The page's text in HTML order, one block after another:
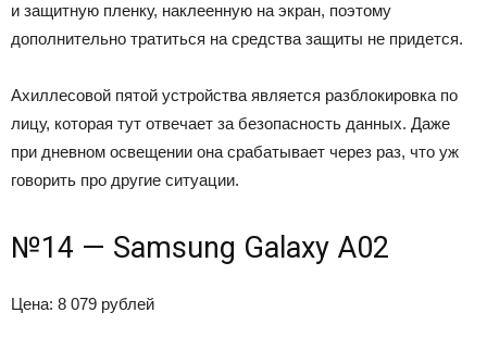
и защитную пленку, наклеенную на экран, поэтому
дополнительно тратиться на средства защиты не придется.
Ахиллесовой пятой устройства является разблокировка по
лицу, которая тут отвечает за безопасность данных. Даже
при дневном освещении она срабатывает через раз, что уж
говорить про другие ситуации.
№14 — Samsung Galaxy A02
Цена: 8 079 рублей